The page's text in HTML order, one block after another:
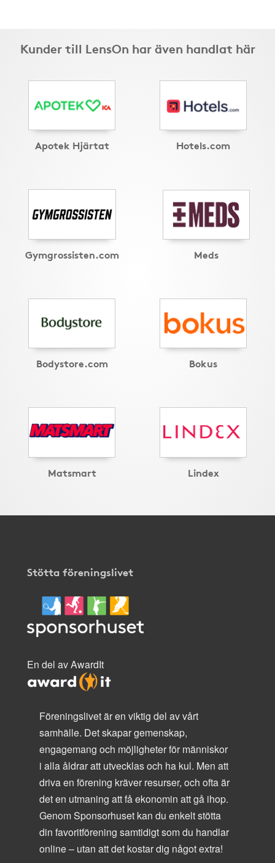
Kunder till LensOn har även handlat här
Apotek Hjärtat Hotels.com
Gymgrossisten.com Meds
Bodystore.com Bokus
Matsmart Lindex
Stötta föreningslivet
En del av AwardIt
Föreningslivet är en viktig del av vårt
samhälle. Det skapar gemenskap,
engagemang och möjligheter för människor
i alla åldrar att utvecklas och ha kul. Men att
driva en förening kräver resurser, och ofta är
det en utmaning att få ekonomin att gå ihop.
Genom Sponsorhuset kan du enkelt stötta
din favoritförening samtidigt som du handlar
online – utan att det kostar dig något extra!